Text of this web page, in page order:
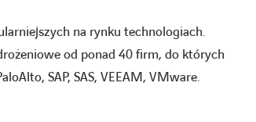
na rynku technologiach.
od ponad 40 firm, do których
SAP, SAS, VEEAM, VMware.